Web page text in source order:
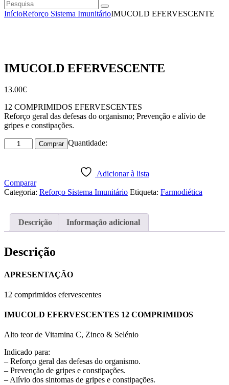
Pesquisa
instagramm
facebook
InícioReforço Sistema ImunitárioIMUCOLD EFERVESCENTE
IMUCOLD EFERVESCENTE
13.00€
12 COMPRIMIDOS EFERVESCENTES
Reforço geral das defesas do organismo; Prevenção e alívio de
gripes e constipações.
Quantidade:
Quantidade
de
Comprar
Adicionar à lista
Comparar
Categoria: Reforço Sistema Imunitário Etiqueta: Farmodiética
Descrição Informação adicional
Descrição
APRESENTAÇÃO
12 comprimidos efervescentes
IMUCOLD EFERVESCENTES 12 COMPRIMIDOS
Alto teor de Vitamina C, Zinco & Selénio
Indicado para:
– Reforço geral das defesas do organismo.
– Prevenção de gripes e constipações.
– Alívio dos sintomas de gripes e constipações.